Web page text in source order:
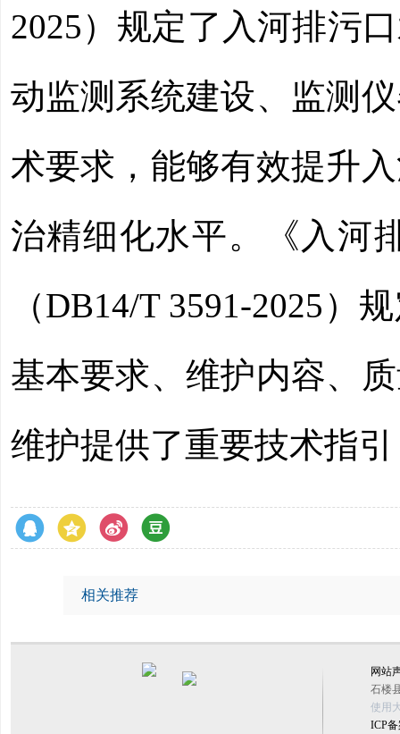
2025）规定了入河排污
动监测系统建设、监测
术要求，能够有效提升
治精细化水平。《入河
（DB14/T 3591-2025）
基本要求、维护内容、
维护提供了重要技术指
相关推荐
网站
石楼
使用
ICP